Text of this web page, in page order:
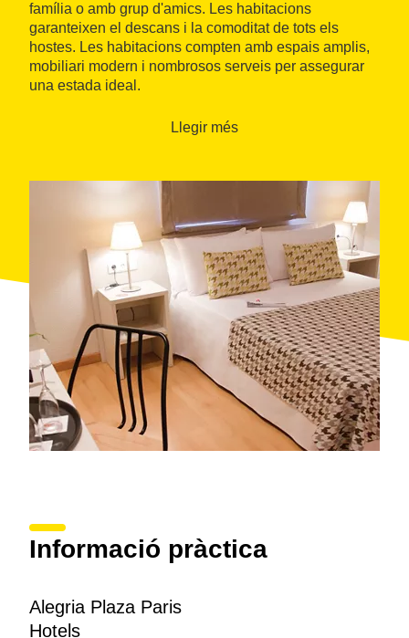
família o amb grup d'amics. Les habitacions
garanteixen el descans i la comoditat de tots els
hostes. Les habitacions compten amb espais amplis,
mobiliari modern i nombrosos serveis per assegurar
una estada ideal.
Llegir més
Informació pràctica
Alegria Plaza Paris
Hotels